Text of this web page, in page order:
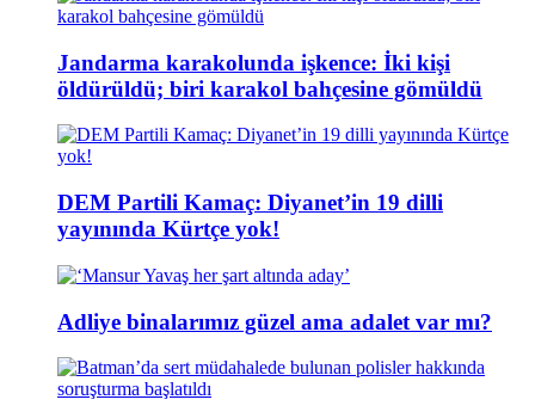
Jandarma karakolunda işkence: İki kişi
öldürüldü; biri karakol bahçesine gömüldü
DEM Partili Kamaç: Diyanet’in 19 dilli
yayınında Kürtçe yok!
Adliye binalarımız güzel ama adalet var mı?